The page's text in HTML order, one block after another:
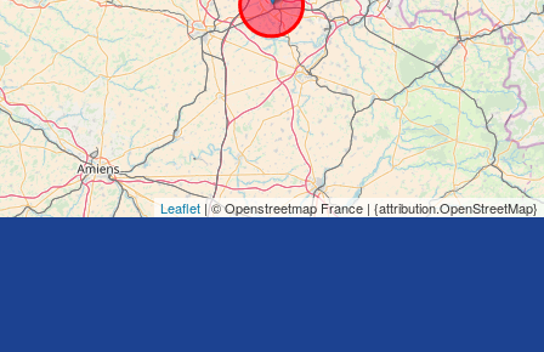
Leaflet | © Openstreetmap France | {attribution.OpenStreetMap}